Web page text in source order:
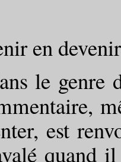
en devenir
le genre
est
quand il